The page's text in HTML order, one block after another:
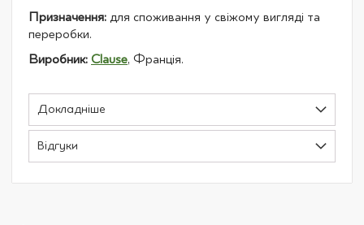
Призначення: для споживання у свіжому вигляді та
переробки.
Виробник: Clause, Франція.
Докладніше
Відгуки